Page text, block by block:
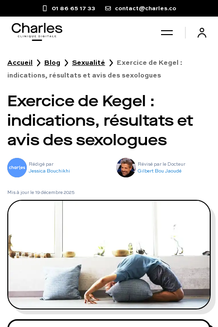
01 86 65 17 33 contact@charles.co
Santé sexuelle
Poids
Troubles du sommeil
Fertilité masculine
Chute de cheveux
Comment ça marche ?
Notre approche médicale
Blog
Accueil Blog Sexualité
Exercice de Kegel :
indications, résultats et avis des sexologues
Exercice de Kegel :
indications, résultats et
avis des sexologues
Rédigé par
Jessica Bouchikhi
Révisé par le Docteur
Gilbert Bou Jaoudé
Mis à jour le19 décembre 2025